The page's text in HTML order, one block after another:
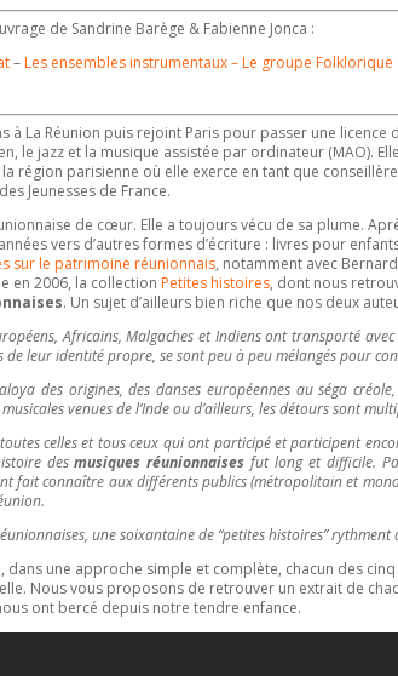
de Sandrine Barège & Fabienne Jonca :
– Les ensembles instrumentaux – Le groupe Folklorique
à La Réunion puis rejoint Paris pour passer une licence
le jazz et la musique assistée par ordinateur (MAO).
région parisienne où elle exerce en tant que
Jeunesses de France.
de cœur. Elle a toujours vécu de sa plume.
vers d’autres formes d’écriture : livres pour
sur le patrimoine réunionnais, notamment avec
en 2006, la collection Petites histoires, dont nous
. Un sujet d’ailleurs bien riche que nos deux
Africains, Malgaches et Indiens ont transporté
leur identité propre, se sont peu à peu mélangés pour
des origines, des danses européennes au séga
venues de l’Inde ou d’ailleurs, les détours sont
celles et tous ceux qui ont participé et participent
desmusiques réunionnaises fut long et difficile.
fait connaître aux différents publics (métropolitain et
une soixantaine de “petites histoires”
dans une approche simple et complète, chacun des
Nous vous proposons de retrouver un extrait de
ont bercé depuis notre tendre enfance.